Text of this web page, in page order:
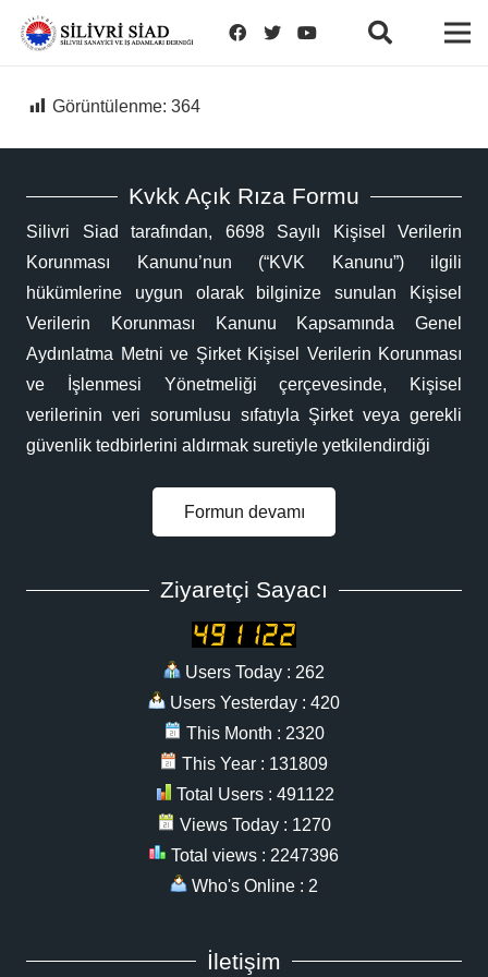
Görüntülenme: 364
Kvkk Açık Rıza Formu
Silivri Siad tarafından, 6698 Sayılı Kişisel Verilerin
Korunması Kanunu’nun (“KVK Kanunu”) ilgili
hükümlerine uygun olarak bilginize sunulan Kişisel
Verilerin Korunması Kanunu Kapsamında Genel
Aydınlatma Metni ve Şirket Kişisel Verilerin Korunması
ve İşlenmesi Yönetmeliği çerçevesinde, Kişisel
verilerinin veri sorumlusu sıfatıyla Şirket veya gerekli
güvenlik tedbirlerini aldırmak suretiyle yetkilendirdiği
Formun devamı
Ziyaretçi Sayacı
Users Today : 262
Users Yesterday : 420
This Month : 2320
This Year : 131809
Total Users : 491122
Views Today : 1270
Total views : 2247396
Who's Online : 2
İletişim